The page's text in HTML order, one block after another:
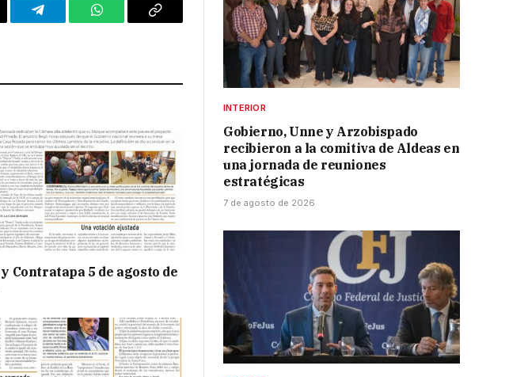
Telegram WhatsAppCopy
Contratapa 5 de agosto de
INTERIOR
Gobierno, Unne y Arzobispado
recibieron a la comitiva de Aldeas en
una jornada de reuniones
estratégicas
7 de agosto de 2026